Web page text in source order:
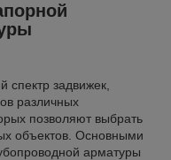
спектр задвижек,
различных
позволяют выбрать
объектов. Основными
арматуры